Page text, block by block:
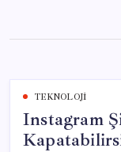
content
TEKNOLOJI
Instagram